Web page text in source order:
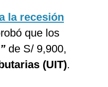
la recesión
que los
de S/ 9,900,
(UIT).